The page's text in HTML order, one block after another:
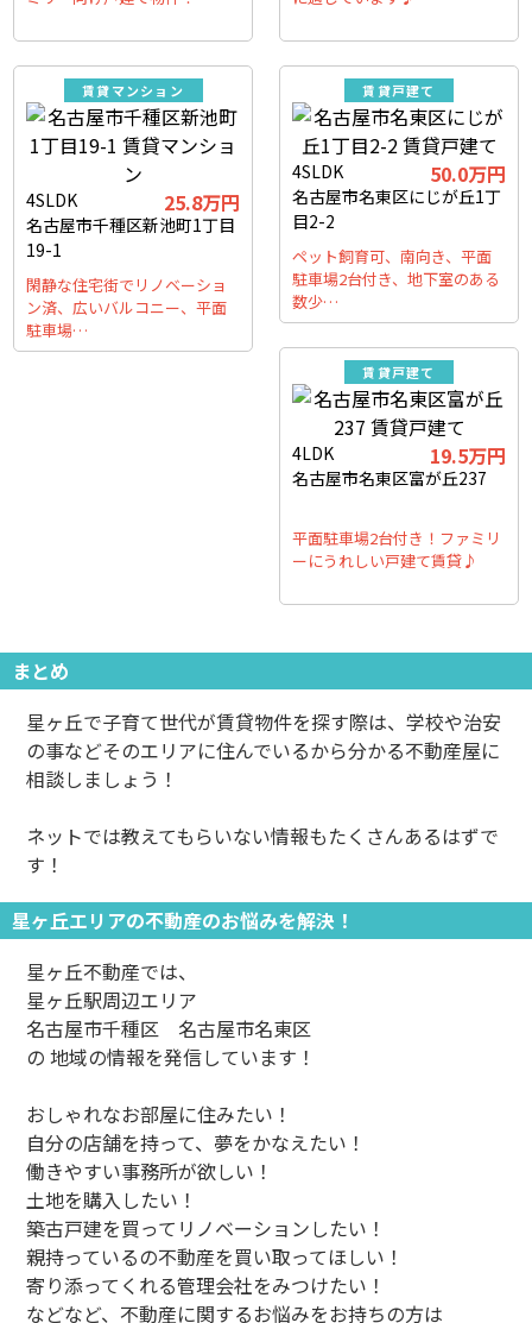
賃貸マンション
4SLDK 25.8万円
名古屋市千種区新池町1丁目
19-1
閑静な住宅街でリノベーショ
ン済、広いバルコニー、平面
駐車場…
賃貸戸建て
4SLDK 50.0万円
名古屋市名東区にじが丘1丁
目2-2
ペット飼育可、南向き、平面
駐車場2台付き、地下室のある
数少…
賃貸戸建て
4LDK 19.5万円
名古屋市名東区富が丘237
平面駐車場2台付き！ファミリ
ーにうれしい戸建て賃貸♪
まとめ
星ヶ丘で子育て世代が賃貸物件を探す際は、学校や治安
の事などそのエリアに住んでいるから分かる不動産屋に
相談しましょう！
ネットでは教えてもらいない情報もたくさんあるはずで
す！
星ヶ丘エリアの不動産のお悩みを解決！
星ヶ丘不動産では、
星ヶ丘駅周辺エリア
名古屋市千種区 名古屋市名東区
の 地域の情報を発信しています！
おしゃれなお部屋に住みたい！
自分の店舗を持って、夢をかなえたい！
働きやすい事務所が欲しい！
土地を購入したい！
築古戸建を買ってリノベーションしたい！
親持っているの不動産を買い取ってほしい！
寄り添ってくれる管理会社をみつけたい！
などなど、不動産に関するお悩みをお持ちの方は